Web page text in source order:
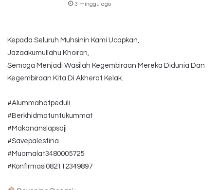
3 minggu ago
Kepada Seluruh Muhsinin Kami Ucapkan,
Jazaakumullahu Khoiron,
Semoga Menjadi Wasilah Kegembiraan Mereka Didunia Dan
Kegembiraan Kita Di Akherat Kelak.
#Alummahatpeduli
#Berkhidmatuntukummat
#Makanansiapsaji
#Savepalestina
#Muamalat3480005725
#Konfirmasi082112349897